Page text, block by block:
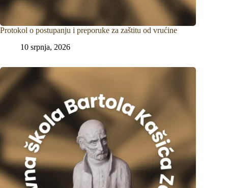
Protokol o postupanju i preporuke za zaštitu od vrućine
10 srpnja, 2026